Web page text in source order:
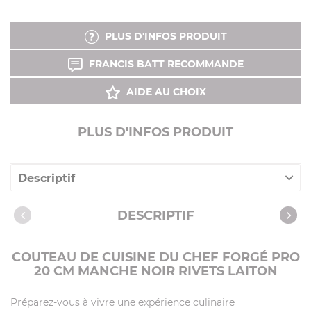
PLUS D'INFOS PRODUIT
FRANCIS BATT RECOMMANDE
AIDE AU CHOIX
PLUS D'INFOS PRODUIT
Descriptif
Caractéristiques DESCRIPTIF
COUTEAU DE CUISINE DU CHEF FORGÉ PRO
20 CM MANCHE NOIR RIVETS LAITON
Préparez-vous à vivre une expérience culinaire